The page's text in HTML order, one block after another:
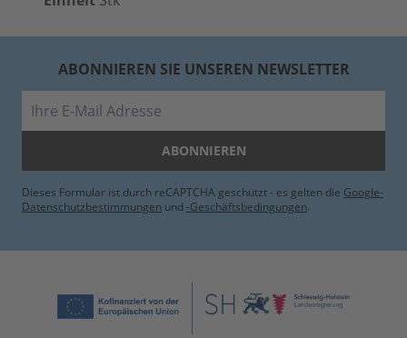
ABONNIEREN SIE UNSEREN NEWSLETTER
ABONNIEREN
Dieses Formular ist durch reCAPTCHA geschützt - es gelten die Google-
Datenschutzbestimmungen und -Geschäftsbedingungen.